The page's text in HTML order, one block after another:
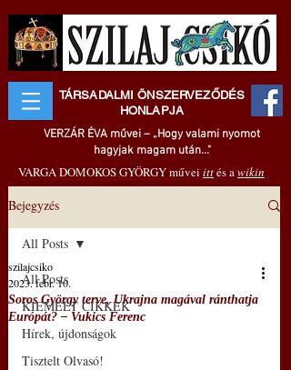
TÁRSADALMI ÖNSZERVEZŐDÉS
HONLAPJA
VERZÁR ÉVA művei – „Hogy valami nyomot
hagyjak magam után..."
VARGA DOMOKOS GYÖRGY művei ittés awikin
Bejegyzés
All Posts
KIEMELT CIKKEK
Hírek, újdonságok
Tisztelt Olvasó!
All Posts
Soros György terve, Ukrajna magával ránthatja
Európát? – Vukics Ferenc
szilajcsiko
2023. febr. 10.